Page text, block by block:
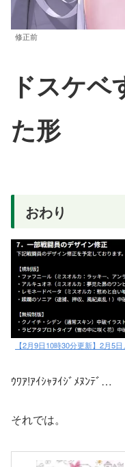
修正前
ドスケ
た形
おわり
【2月9日10時30分更新】2月5
ｳﾜｱ!ｱｲｼｬｦｲｼﾞﾒﾇﾝﾃﾞ…
それでは。